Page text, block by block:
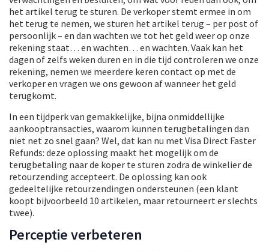
het artikel terug te sturen. De verkoper stemt ermee in om
het terug te nemen, we sturen het artikel terug – per post of
persoonlijk – en dan wachten we tot het geld weer op onze
rekening staat… en wachten… en wachten. Vaak kan het
dagen of zelfs weken duren en in die tijd controleren we onze
rekening, nemen we meerdere keren contact op met de
verkoper en vragen we ons gewoon af wanneer het geld
terugkomt.
In een tijdperk van gemakkelijke, bijna onmiddellijke
aankooptransacties, waarom kunnen terugbetalingen dan
niet net zo snel gaan? Wel, dat kan nu met Visa Direct Faster
Refunds: deze oplossing maakt het mogelijk om de
terugbetaling naar de koper te sturen zodra de winkelier de
retourzending accepteert. De oplossing kan ook
gedeeltelijke retourzendingen ondersteunen (een klant
koopt bijvoorbeeld 10 artikelen, maar retourneert er slechts
twee).
Perceptie verbeteren